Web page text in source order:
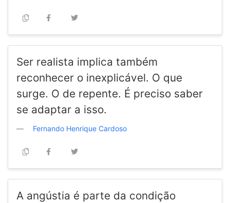
Ser realista implica também
reconhecer o inexplicável. O que
surge. O de repente. É preciso saber
se adaptar a isso.
Fernando Henrique Cardoso
A angústia é parte da condição